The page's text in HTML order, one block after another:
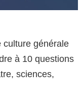
culture générale
à 10 questions
sciences,